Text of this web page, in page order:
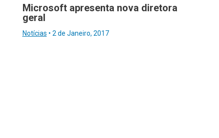
Microsoft apresenta nova diretora
geral
Notícias • 2 de Janeiro, 2017